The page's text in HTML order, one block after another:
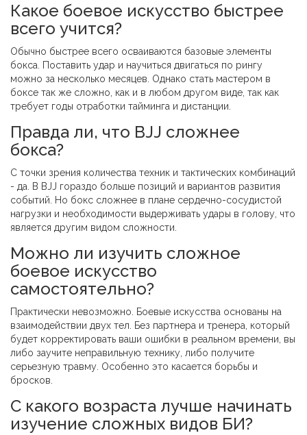
Какое боевое искусство быстрее
всего учится?
Обычно быстрее всего осваиваются базовые элементы
бокса. Поставить удар и научиться двигаться по рингу
можно за несколько месяцев. Однако стать мастером в
боксе так же сложно, как и в любом другом виде, так как
требует годы отработки тайминга и дистанции.
Правда ли, что BJJ сложнее
бокса?
С точки зрения количества техник и тактических комбинаций
- да. В BJJ гораздо больше позиций и вариантов развития
событий. Но бокс сложнее в плане сердечно-сосудистой
нагрузки и необходимости выдерживать удары в голову, что
является другим видом сложности.
Можно ли изучить сложное
боевое искусство
самостоятельно?
Практически невозможно. Боевые искусства основаны на
взаимодействии двух тел. Без партнера и тренера, который
будет корректировать ваши ошибки в реальном времени, вы
либо заучите неправильную технику, либо получите
серьезную травму. Особенно это касается борьбы и
бросков.
С какого возраста лучше начинать
изучение сложных видов БИ?